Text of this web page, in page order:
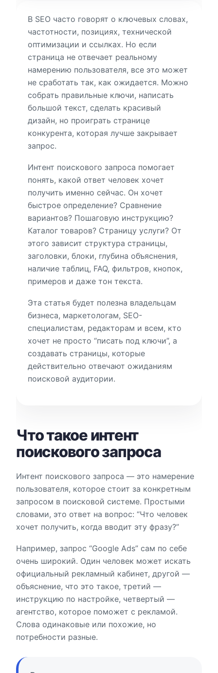
В SEO часто говорят о ключевых словах,
частотности, позициях, технической
оптимизации и ссылках. Но если
страница не отвечает реальному
намерению пользователя, все это может
не сработать так, как ожидается. Можно
собрать правильные ключи, написать
большой текст, сделать красивый
дизайн, но проиграть странице
конкурента, которая лучше закрывает
запрос.
Интент поискового запроса помогает
понять, какой ответ человек хочет
получить именно сейчас. Он хочет
быстрое определение? Сравнение
вариантов? Пошаговую инструкцию?
Каталог товаров? Страницу услуги? От
этого зависит структура страницы,
заголовки, блоки, глубина объяснения,
наличие таблиц, FAQ, фильтров, кнопок,
примеров и даже тон текста.
Эта статья будет полезна владельцам
бизнеса, маркетологам, SEO-
специалистам, редакторам и всем, кто
хочет не просто “писать под ключи”, а
создавать страницы, которые
действительно отвечают ожиданиям
поисковой аудитории.
Что такое интент
поискового запроса
Интент поискового запроса — это намерение
пользователя, которое стоит за конкретным
запросом в поисковой системе. Простыми
словами, это ответ на вопрос: “Что человек
хочет получить, когда вводит эту фразу?”
Например, запрос “Google Ads” сам по себе
очень широкий. Один человек может искать
официальный рекламный кабинет, другой —
объяснение, что это такое, третий —
инструкцию по настройке, четвертый —
агентство, которое поможет с рекламой.
Слова одинаковые или похожие, но
потребности разные.